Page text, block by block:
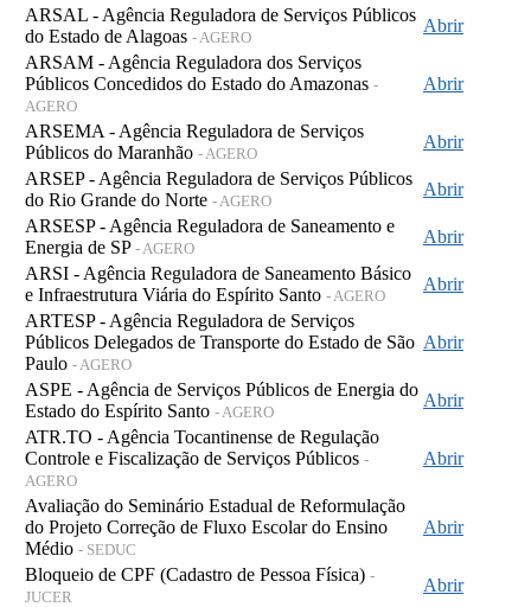
ARSAL - Agência Reguladora de Serviços Públicos
do Estado de Alagoas - AGERO
Abrir
ARSAM - Agência Reguladora dos Serviços
Públicos Concedidos do Estado do Amazonas -
AGERO
Abrir
ARSEMA - Agência Reguladora de Serviços
Públicos do Maranhão - AGERO
Abrir
ARSEP - Agência Reguladora de Serviços Públicos
do Rio Grande do Norte - AGERO
Abrir
ARSESP - Agência Reguladora de Saneamento e
Energia de SP - AGERO
Abrir
ARSI - Agência Reguladora de Saneamento Básico
e Infraestrutura Viária do Espírito Santo - AGERO
Abrir
ARTESP - Agência Reguladora de Serviços
Públicos Delegados de Transporte do Estado de São
Paulo - AGERO
Abrir
ASPE - Agência de Serviços Públicos de Energia do
Estado do Espírito Santo - AGERO
Abrir
ATR.TO - Agência Tocantinense de Regulação
Controle e Fiscalização de Serviços Públicos -
AGERO
Abrir
Avaliação do Seminário Estadual de Reformulação
do Projeto Correção de Fluxo Escolar do Ensino
Médio - SEDUC
Abrir
Bloqueio de CPF (Cadastro de Pessoa Física) -
JUCER
Abrir